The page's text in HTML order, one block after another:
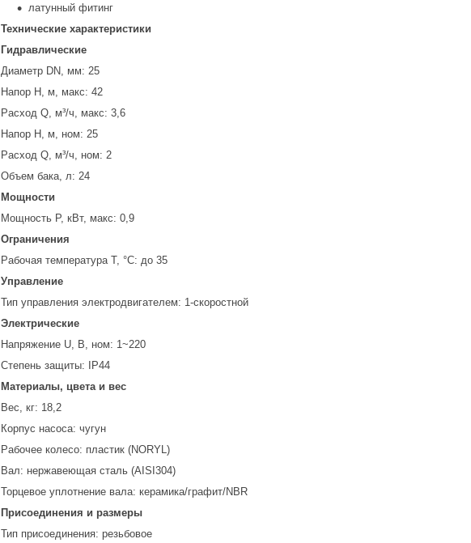
латунный фитинг
Технические характеристики
Гидравлические
Диаметр DN, мм: 25
Напор H, м, макс: 42
Расход Q, м³/ч, макс: 3,6
Напор H, м, ном: 25
Расход Q, м³/ч, ном: 2
Объем бака, л: 24
Мощности
Мощность P, кВт, макс: 0,9
Ограничения
Рабочая температура T, °C: до 35
Управление
Тип управления электродвигателем: 1-скоростной
Электрические
Напряжение U, В, ном: 1~220
Степень защиты: IP44
Материалы, цвета и вес
Вес, кг: 18,2
Корпус насоса: чугун
Рабочее колесо: пластик (NORYL)
Вал: нержавеющая сталь (AISI304)
Торцевое уплотнение вала: керамика/графит/NBR
Присоединения и размеры
Тип присоединения: резьбовое